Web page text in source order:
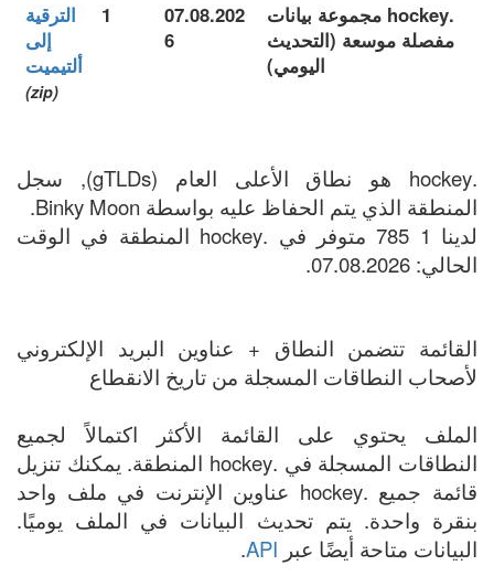
.hockey مجموعة بيانات
مفصلة موسعة (التحديث
اليومي)
07.08.202
6
1
الترقية
إلى
ألتيميت
(zip)
.hockey هو نطاق الأعلى العام (gTLDs), سجل
المنطقة الذي يتم الحفاظ عليه بواسطة Binky Moon.
لدينا 1 785 متوفر في .hockey المنطقة في الوقت
الحالي: 07.08.2026.
القائمة تتضمن النطاق + عناوين البريد الإلكتروني
لأصحاب النطاقات المسجلة من تاريخ الانقطاع
الملف يحتوي على القائمة الأكثر اكتمالاً لجميع
النطاقات المسجلة في .hockey المنطقة. يمكنك تنزيل
قائمة جميع .hockey عناوين الإنترنت في ملف واحد
بنقرة واحدة. يتم تحديث البيانات في الملف يوميًا.
البيانات متاحة أيضًا عبر API
.